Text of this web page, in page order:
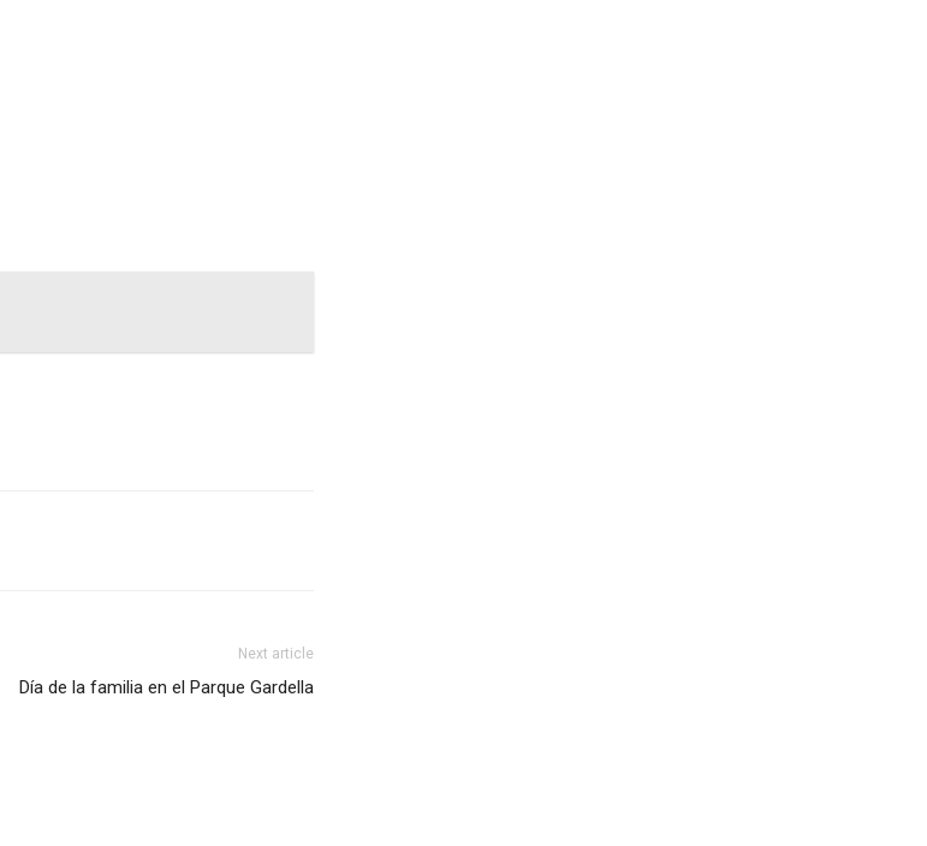
Next article
Día de la familia en el Parque Gardella